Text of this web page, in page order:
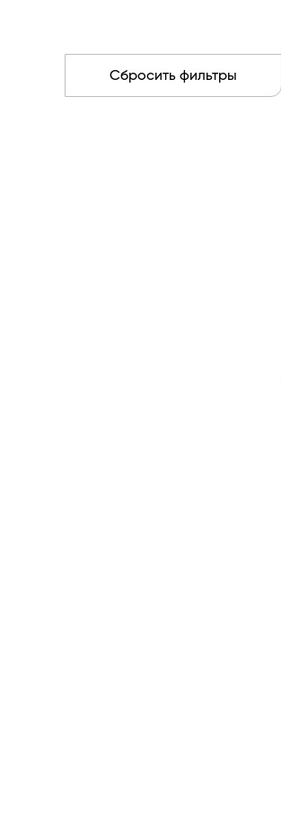
Сбросить фильтры